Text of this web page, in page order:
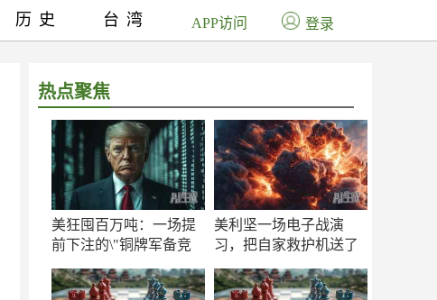
热点聚焦
美狂囤百万吨：一场提
前下注的\"铜牌军备竞
美利坚一场电子战演
习，把自家救护机送了
历史 台湾 APP访问 登录